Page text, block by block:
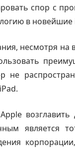
спор с
в новейшие
несмотря на
не
является